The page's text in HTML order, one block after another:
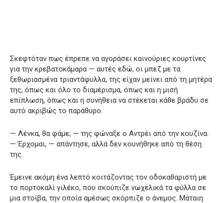
Σκεφτόταν πως έπρεπε να αγοράσει καινούριες κουρτίνες
για την κρεβατοκάμαρα — αυτές εδώ, οι μπεζ με τα
ξεθωριασμένα τριαντάφυλλα, της είχαν μείνει από τη μητέρα
της, όπως και όλο το διαμέρισμα, όπως και η μισή
επίπλωση, όπως και η συνήθεια να στέκεται κάθε βράδυ σε
αυτό ακριβώς το παράθυρο.
— Λένκα, θα φάμε; — της φώναξε ο Αντρέι από την κουζίνα.
— Έρχομαι, — απάντησε, αλλά δεν κουνήθηκε από τη θέση
της.
Έμεινε ακόμη ένα λεπτό κοιτάζοντας τον οδοκαθαριστή με
το πορτοκαλί γιλέκο, που σκούπιζε νωχελικά τα φύλλα σε
μια στοίβα, την οποία αμέσως σκόρπιζε ο άνεμος. Μάταιη